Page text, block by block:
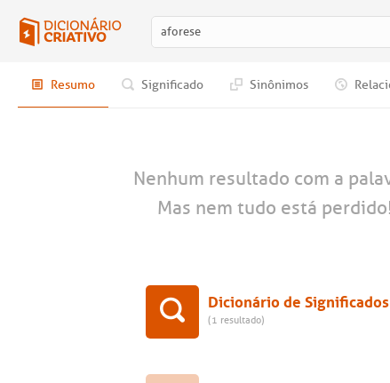
Resumo Significado Sinônimos
Nenhum resultado com a
Mas nem tudo está
Dicionário de Significados
(1 resultado)